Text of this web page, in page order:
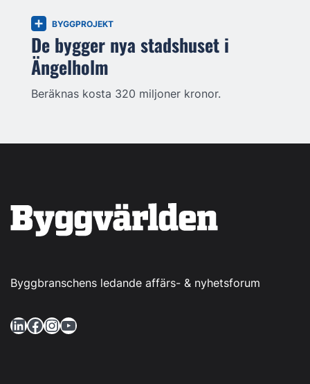
BYGGPROJEKT
De bygger nya stadshuset i
Ängelholm
Beräknas kosta 320 miljoner kronor.
Byggbranschens ledande affärs- & nyhetsforum
LinkedIn Facebook InstagramYouTube